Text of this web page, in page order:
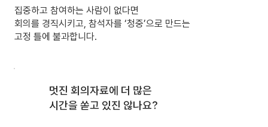
집중하고 참여하는 사람이 없다면
회의를 경직시키고, 참석자를 ‘청중’으로 만드는
고정 틀에 불과합니다.
멋진 회의자료에 더 많은
시간을 쏟고 있진 않나요?